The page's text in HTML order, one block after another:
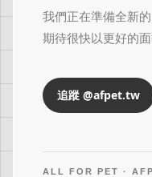
我們正在準備全新的
期待很快以更好的面
追蹤 @afpet.tw
ALL FOR PET ·